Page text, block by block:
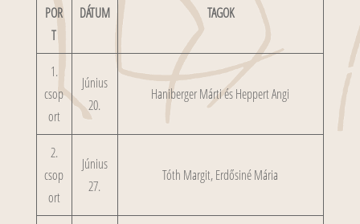
POR
T
DÁTUM TAGOK
1.
csop
ort
Június
20.
Haniberger Márti és Heppert Angi
2.
csop
ort
Június
27.
Tóth Margit, Erdősiné Mária